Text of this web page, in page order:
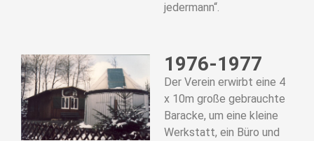
jedermann“.
1976-1977
Der Verein erwirbt eine 4
x 10m große gebrauchte
Baracke, um eine kleine
Werkstatt, ein Büro und